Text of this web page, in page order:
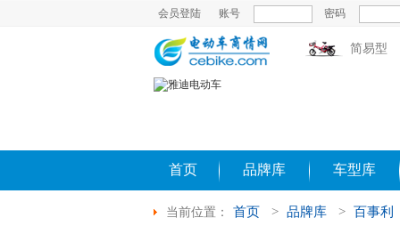
会员登陆 账号 密码
简易型
首页 品牌库 车型库
当前位置： 首页 > 品牌库 > 百事利